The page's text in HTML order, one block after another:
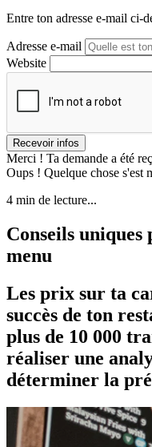
Entre ton adresse e-mail ci-
Adresse e-mail
Website
Merci ! Ta demande a été
Oups ! Quelque chose s'est
4 min de lecture...
Conseils
menu
Les prix sur ta
succès de ton
plus de 10 000
réaliser une
déterminer la